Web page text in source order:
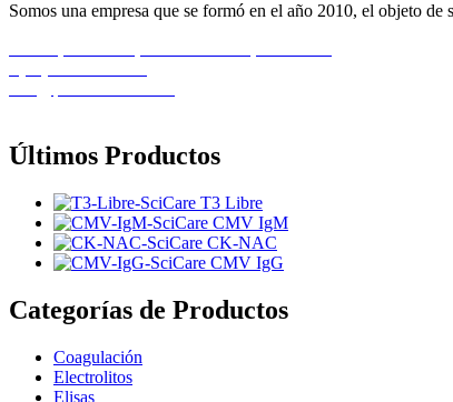
Somos una empresa que se formó en el año 2010, el objeto
Últimos Productos
T3 Libre
CMV IgM
CK-NAC
CMV IgG
Categorías de Productos
Coagulación
Electrolitos
Elisas